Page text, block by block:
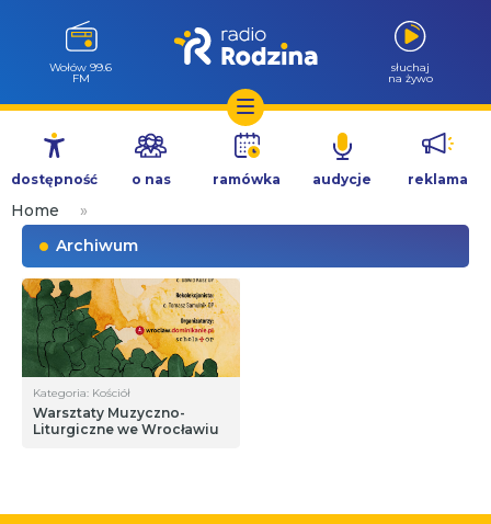
Przejdź
treści
Wołów 99.6
FM
słuchaj
na żywo
dostępność o nas ramówka audycje reklama
Home
»
Archiwum
Kategoria: Kościół
Warsztaty Muzyczno-
Liturgiczne we Wrocławiu